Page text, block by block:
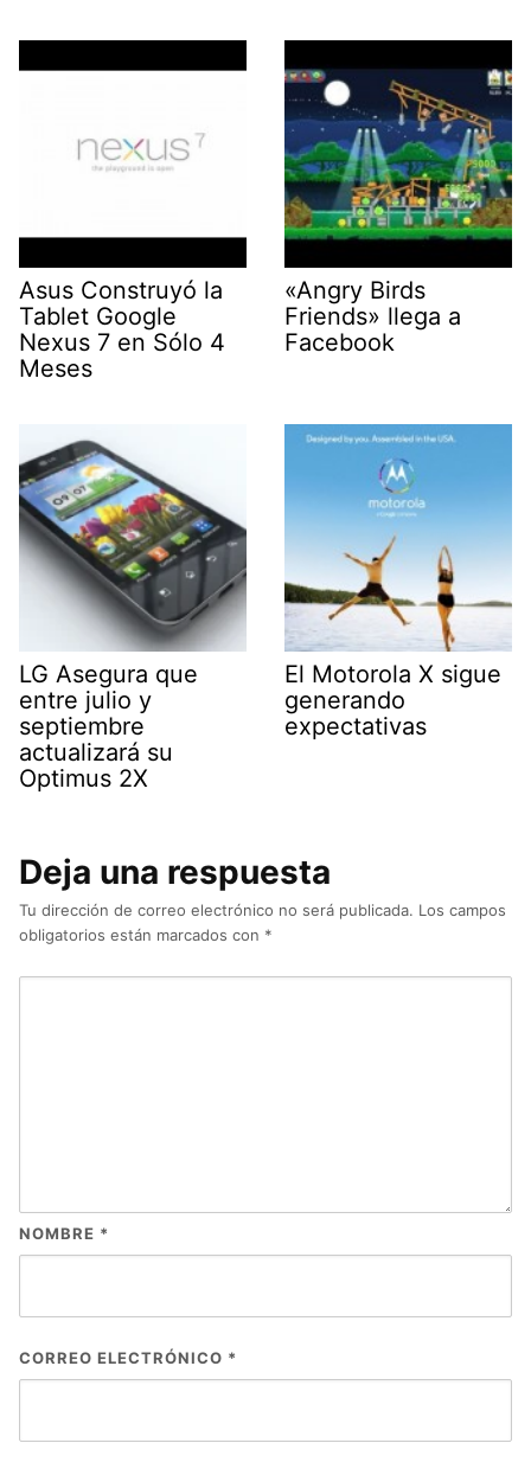
Asus Construyó la
Tablet Google
Nexus 7 en Sólo 4
Meses
«Angry Birds
Friends» llega a
Facebook
LG Asegura que
entre julio y
septiembre
actualizará su
Optimus 2X
El Motorola X sigue
generando
expectativas
Deja una respuesta
Tu dirección de correo electrónico no será publicada. Los campos
obligatorios están marcados con *
NOMBRE *
CORREO ELECTRÓNICO *